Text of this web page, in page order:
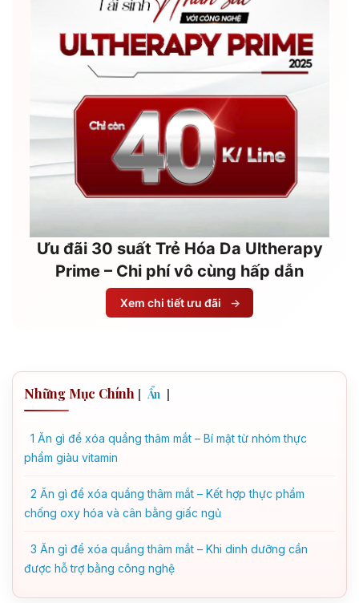
Ưu đãi 30 suất Trẻ Hóa Da Ultherapy
Prime – Chi phí vô cùng hấp dẫn
Xem chi tiết ưu đãi →
Những Mục Chính [ Ẩn ]
1 Ăn gì để xóa quầng thâm mắt – Bí mật từ nhóm thực
phẩm giàu vitamin
2 Ăn gì để xóa quầng thâm mắt – Kết hợp thực phẩm
chống oxy hóa và cân bằng giấc ngủ
3 Ăn gì để xóa quầng thâm mắt – Khi dinh dưỡng cần
được hỗ trợ bằng công nghệ